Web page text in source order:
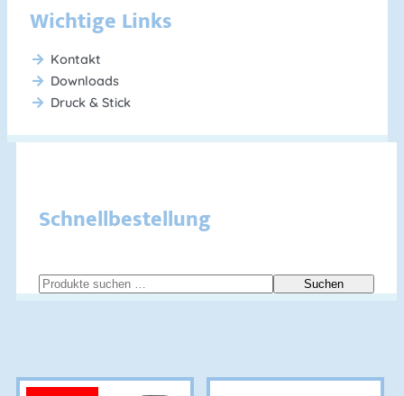
HAVERDAL
Kollektion
Hier klicken
Wichtige Links
Kontakt
Downloads
Druck & Stick
Schnellbestellung
Suchen